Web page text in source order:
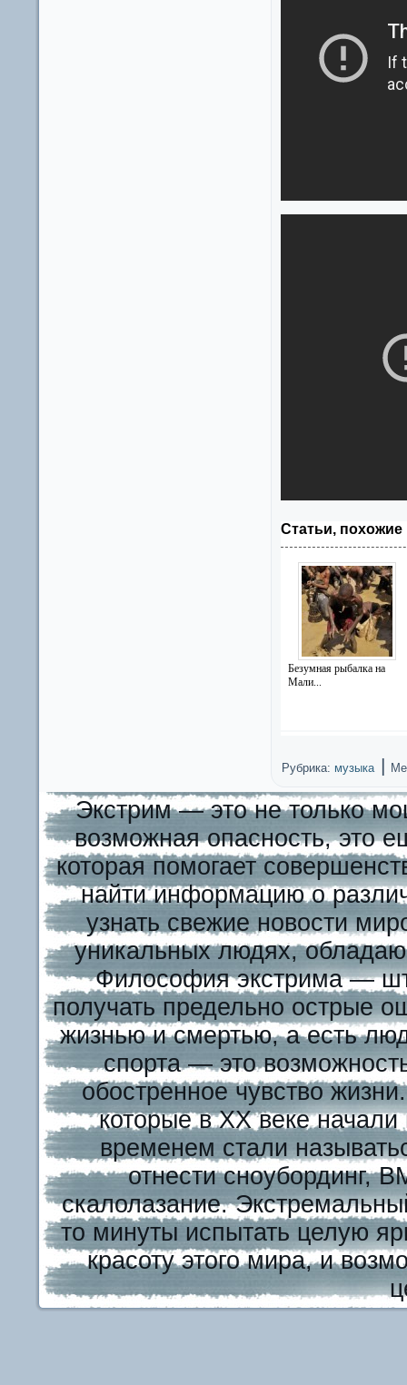
Статьи, похожие
Безумная рыбалка на
Мали...
Рубрика: музыка |
Экстрим — это не только
возможная опасность, это
которая помогает
найти информацию о
узнать свежие новости
уникальных людях,
Философия экстрима —
получать предельно острые
жизнью и смертью, а есть
спорта — это
обостренное чувство
которые в XX веке начали
временем стали
отнести сноубординг,
скалолазание.
то минуты испытать целую
красоту этого мира, и